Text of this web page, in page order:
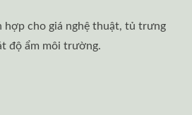
hợp cho giá nghệ thuật, tủ trưng
độ ẩm môi trường.